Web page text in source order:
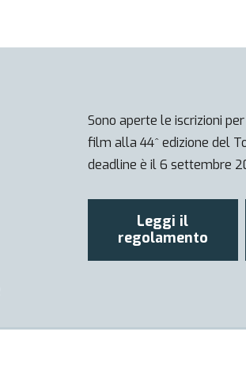
Sono aperte le iscrizioni
film alla 44^ edizione del
deadline è il 6 settembre
Leggi il
regolamento